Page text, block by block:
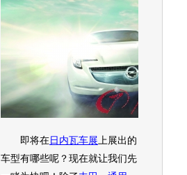
即将在 日内瓦车展 上展出的
车型有哪些呢？现在就让我们先